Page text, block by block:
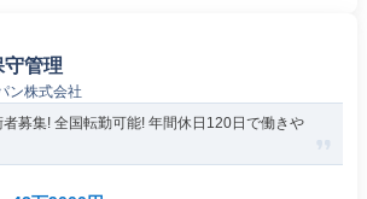
管理
ン株式会社
募集! 全国転勤可能! 年間休日120日で働きや